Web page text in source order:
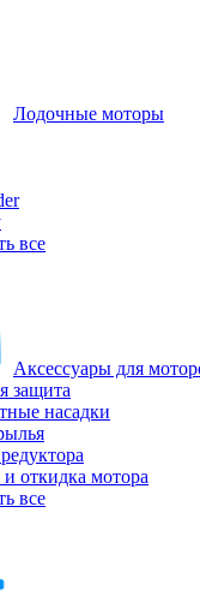
Лодочные моторы
все
Аксессуары для
защита
насадки
откидка мотора
все